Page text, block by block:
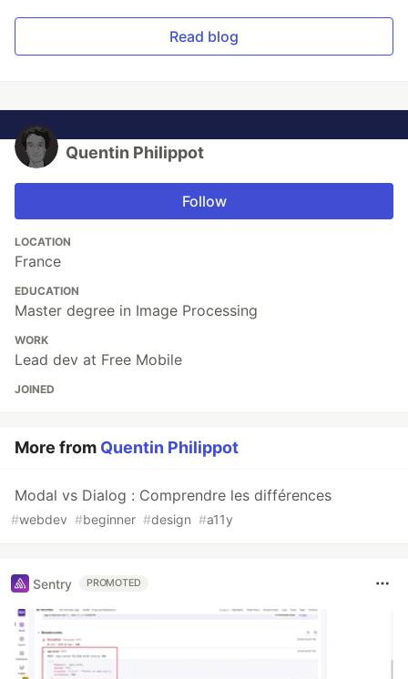
Read blog
Quentin Philippot
Follow
LOCATION
France
EDUCATION
Master degree in Image Processing
WORK
Lead dev at Free Mobile
JOINED
More from Quentin Philippot
Modal vs Dialog : Comprendre les différences
#webdev #beginner #design #a11y
Sentry PROMOTED